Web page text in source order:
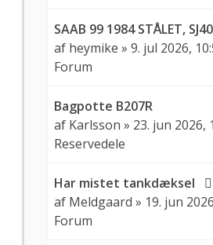
SAAB 99 1984 STÅLET,
af heymike » 9. jul 2026,
Forum
Bagpotte B207R
af Karlsson » 23. jun 2026,
Reservedele
Har mistet tankdæksel
af Meldgaard » 19. jun
Forum